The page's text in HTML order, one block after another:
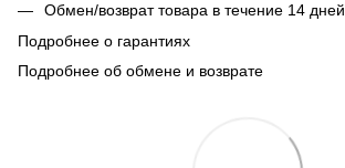
Обмен/возврат товара в течение 14 дней.
Подробнее о гарантиях
Подробнее об обмене и возврате